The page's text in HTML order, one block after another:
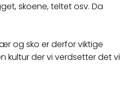
skoene, teltet osv. Da
og sko er derfor viktige
kultur der vi verdsetter det vi